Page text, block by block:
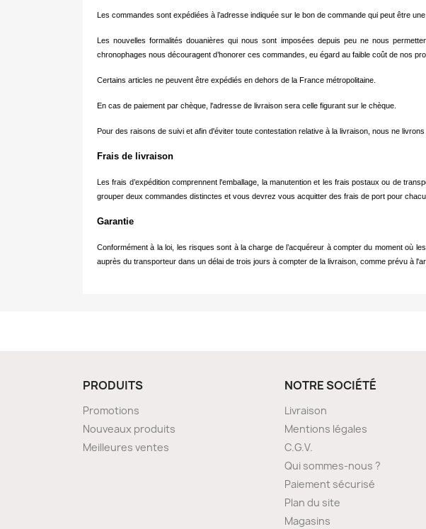
Les commandes sont expédiées à l’adresse indiquée sur le bon de commande qui peut être
Les nouvelles formalités douanières qui nous sont imposées depuis peu ne nous
chronophages nous découragent d’honorer ces commandes, eu égard au faible coût de nos
Certains articles ne peuvent être expédiés en dehors de la France métropolitaine.
En cas de paiement par chèque, l'adresse de livraison sera celle figurant sur le chèque.
Pour des raisons de suivi et afin d'éviter toute contestation relative à la livraison, nous ne
Frais de livraison
Les frais d’expédition comprennent l'emballage, la manutention et les frais postaux ou de
grouper deux commandes distinctes et vous devrez vous acquitter des frais de port pour
Garantie
Conformément à la loi, les risques sont à la charge de l’acquéreur à compter du moment où
auprès du transporteur dans un délai de trois jours à compter de la livraison, comme prévu à
PRODUITS
Promotions
Nouveaux produits
Meilleures ventes
NOTRE SOCIÉTÉ
Livraison
Mentions légales
C.G.V.
Qui sommes-nous ?
Paiement sécurisé
Plan du site
Magasins